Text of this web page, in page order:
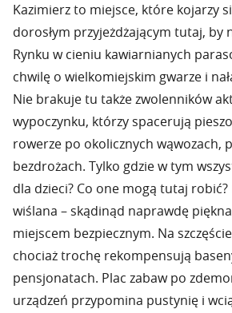
Kazimierz to miejsce, które kojarzy
dorosłym przyjeżdżającym tutaj, by
Rynku w cieniu kawiarnianych
chwilę o wielkomiejskim gwarze i
Nie brakuje tu także zwolenników
wypoczynku, którzy spacerują
rowerze po okolicznych wąwozach,
bezdrożach. Tylko gdzie w tym
dla dzieci? Co one mogą tutaj
wiślana – skądinąd naprawdę
miejscem bezpiecznym. Na
chociaż trochę rekompensują
pensjonatach. Plac zabaw po
urządzeń przypomina pustynię i